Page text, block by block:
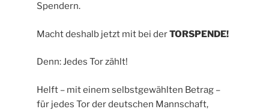
Spendern.
Macht deshalb jetzt mit bei derTORSPENDE!
Denn: Jedes Tor zählt!
Helft – mit einem selbstgewählten Betrag –
für jedes Tor der deutschen Mannschaft,